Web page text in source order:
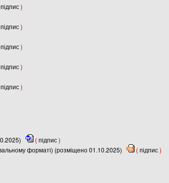
підпис)
підпис)
підпис)
підпис)
підпис)
(підпис)
форматі) (розміщено 01.10.2025)
(підпис)